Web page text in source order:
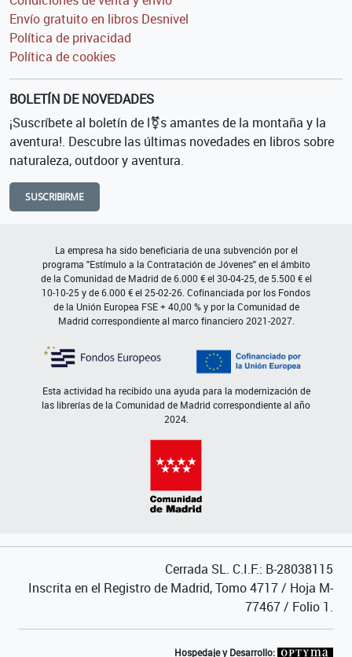
Envío gratuito en libros Desnivel
Política de privacidad
Política de cookies
BOLETÍN DE NOVEDADES
¡Suscríbete al boletín de l⚧s amantes de la montaña y la
aventura!. Descubre las últimas novedades en libros sobre
naturaleza, outdoor y aventura.
SUSCRIBIRME
La empresa ha sido beneficiaria de una subvención por el
programa "Estímulo a la Contratación de Jóvenes" en el ámbito
de la Comunidad de Madrid de 6.000 € el 30-04-25, de 5.500 € el
10-10-25 y de 6.000 € el 25-02-26. Cofinanciada por los Fondos
de la Unión Europea FSE + 40,00 % y por la Comunidad de
Madrid correspondiente al marco financiero 2021-2027.
Esta actividad ha recibido una ayuda para la modernización de
las librerías de la Comunidad de Madrid correspondiente al año
2024.
Cerrada SL. C.I.F.: B-28038115
Inscrita en el Registro de Madrid, Tomo 4717 / Hoja M-
77467 / Folio 1.
Hospedaje y Desarrollo: